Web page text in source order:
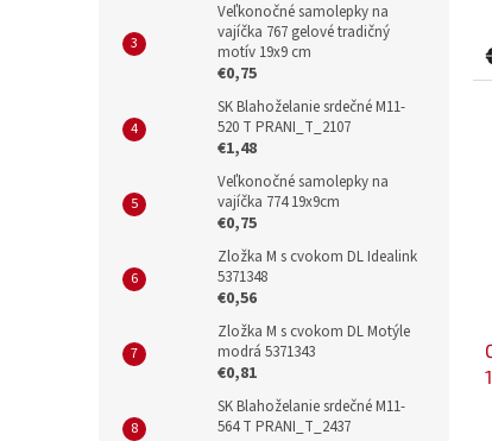
Veľkonočné samolepky na
vajíčka 767 gelové tradičný
motív 19x9 cm
€0,75
SK Blahoželanie srdečné M11-
520 T PRANI_T_2107
€1,48
Veľkonočné samolepky na
vajíčka 774 19x9cm
€0,75
Zložka M s cvokom DL Idealink
5371348
€0,56
Zložka M s cvokom DL Motýle
modrá 5371343
€0,81
SK Blahoželanie srdečné M11-
564 T PRANI_T_2437